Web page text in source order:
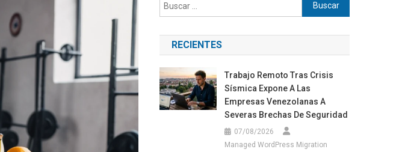
RECIENTES
Trabajo Remoto Tras Crisis
Sísmica Expone A Las
Empresas Venezolanas A
Severas Brechas De Seguridad
07/08/2026
Managed WordPress Migration